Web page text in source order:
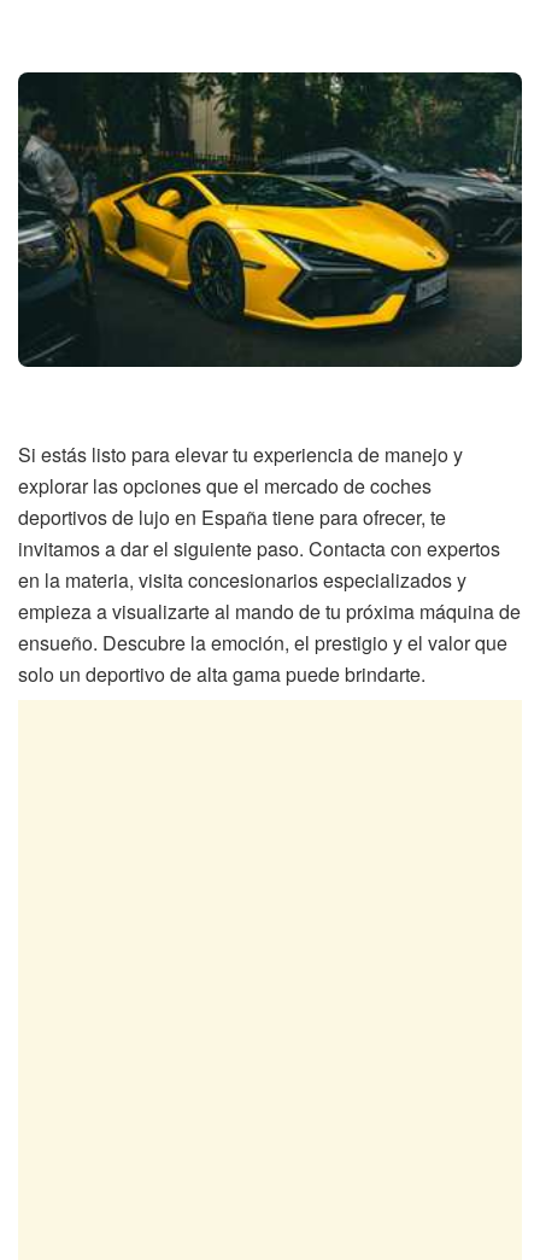
Si estás listo para elevar tu experiencia de manejo y
explorar las opciones que el mercado de coches
deportivos de lujo en España tiene para ofrecer, te
invitamos a dar el siguiente paso. Contacta con expertos
en la materia, visita concesionarios especializados y
empieza a visualizarte al mando de tu próxima máquina de
ensueño. Descubre la emoción, el prestigio y el valor que
solo un deportivo de alta gama puede brindarte.